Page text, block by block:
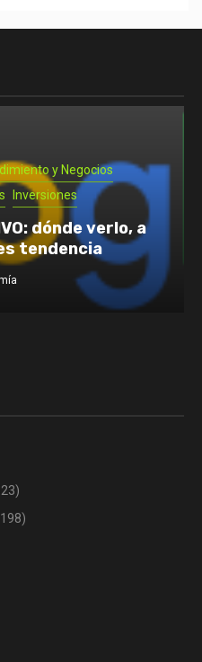
para que un
vacaciones